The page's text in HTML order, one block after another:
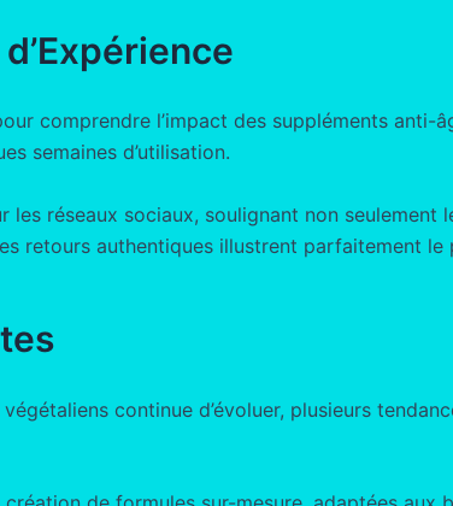
comprendre l’impact des suppléments
semaines d’utilisation.
réseaux sociaux, soulignant non
retours authentiques illustrent parfaitement
continue d’évoluer, plusieurs